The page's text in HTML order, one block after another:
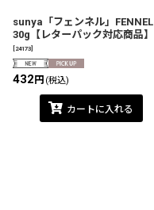
sunya「フェンネル」FENNEL
30g【レターパック対応商品】
24173
432 円 (税込)
カートに入れる